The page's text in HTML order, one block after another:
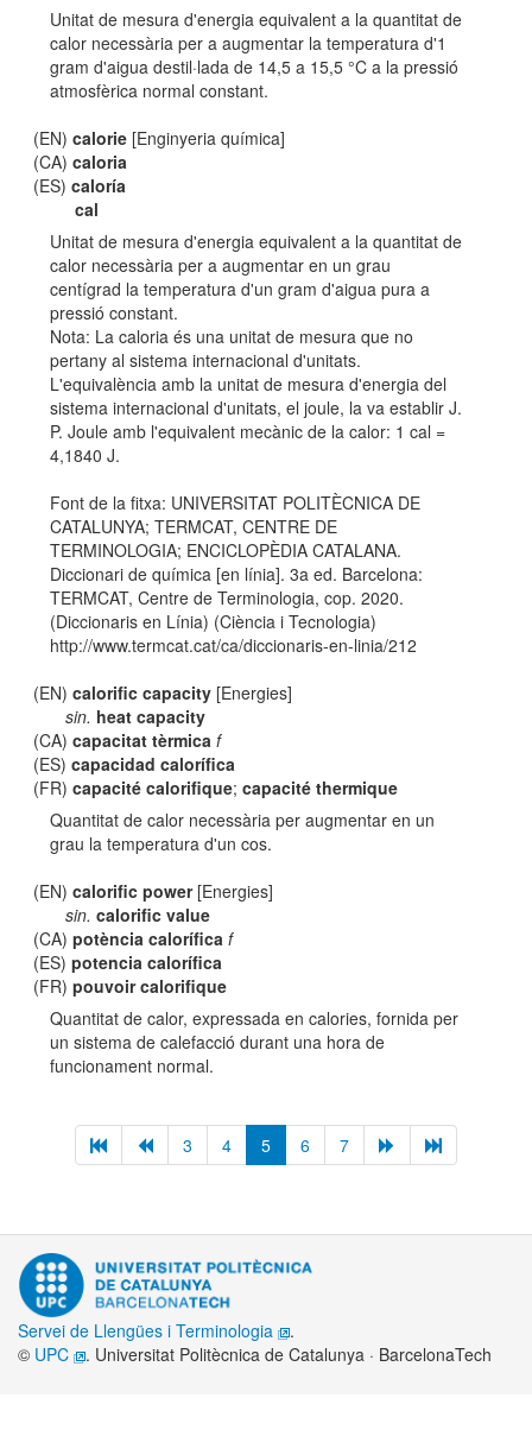
Unitat de mesura d'energia equivalent a la quantitat de
calor necessària per a augmentar la temperatura d'1
gram d'aigua destil·lada de 14,5 a 15,5 °C a la pressió
atmosfèrica normal constant.
(EN)calorie [Enginyeria química]
(CA)caloria
(ES)caloría
cal
Unitat de mesura d'energia equivalent a la quantitat de
calor necessària per a augmentar en un grau
centígrad la temperatura d'un gram d'aigua pura a
pressió constant.
Nota: La caloria és una unitat de mesura que no
pertany al sistema internacional d'unitats.
L'equivalència amb la unitat de mesura d'energia del
sistema internacional d'unitats, el joule, la va establir J.
P. Joule amb l'equivalent mecànic de la calor: 1 cal =
4,1840 J.
Font de la fitxa: UNIVERSITAT POLITÈCNICA DE
CATALUNYA; TERMCAT, CENTRE DE
TERMINOLOGIA; ENCICLOPÈDIA CATALANA.
Diccionari de química [en línia]. 3a ed. Barcelona:
TERMCAT, Centre de Terminologia, cop. 2020.
(Diccionaris en Línia) (Ciència i Tecnologia)
http://www.termcat.cat/ca/diccionaris-en-linia/212
(EN)calorific capacity [Energies]
sin. heat capacity
(CA)capacitat tèrmica f
(ES)capacidad calorífica
(FR)capacité calorifique;capacité thermique
Quantitat de calor necessària per augmentar en un
grau la temperatura d'un cos.
(EN)calorific power[Energies]
sin. calorific value
(CA)potència calorífica f
(ES)potencia calorífica
(FR)pouvoir calorifique
Quantitat de calor, expressada en calories, fornida per
un sistema de calefacció durant una hora de
funcionament normal.
3 4 5 6 7
Servei de Llengües i Terminologia
.
© UPC . Universitat Politècnica de Catalunya · BarcelonaTech